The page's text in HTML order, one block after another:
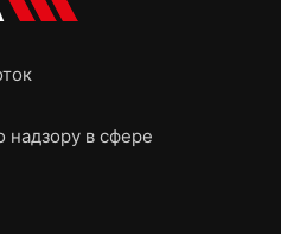
в сфере